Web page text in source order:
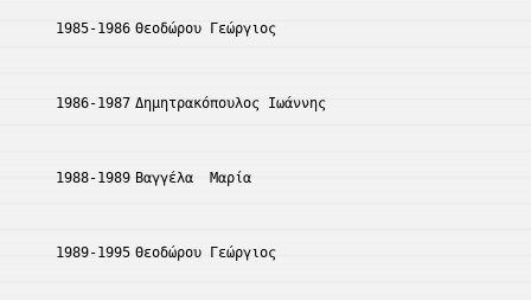
1985-1986 Θεοδώρου Γεώργιος
1986-1987 Δημητρακόπουλος Ιωάννης
1988-1989 Βαγγέλα  Μαρία
1989-1995 Θεοδώρου Γεώργιος